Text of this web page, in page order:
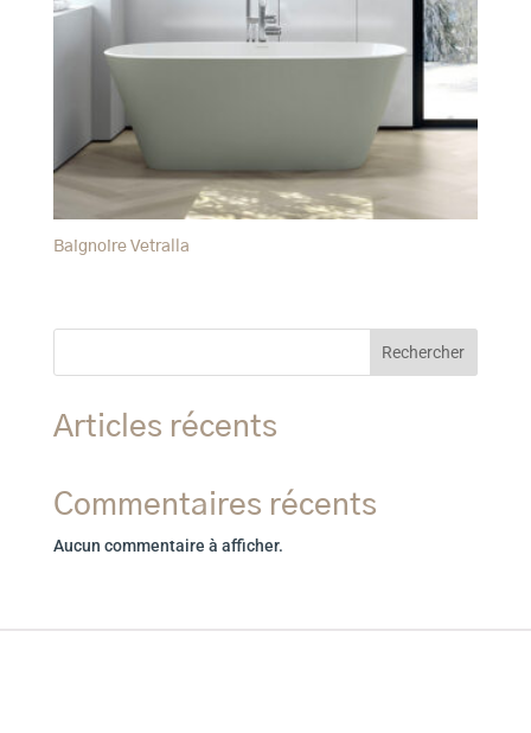
Baignoire Vetralla
Rechercher
Articles récents
Commentaires récents
Aucun commentaire à afficher.